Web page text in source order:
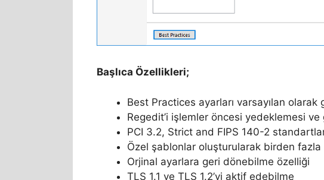
Başlıca Özellikleri;
Best Practices ayarları varsayılan olarak
Regedit’i işlemler öncesi yedeklemesi
PCI 3.2, Strict and FIPS 140-2
Özel şablonlar oluşturularak birden
Orjinal ayarlara geri dönebilme özelliği
TLS 1.1 ve TLS 1.2’yi aktif edebilme